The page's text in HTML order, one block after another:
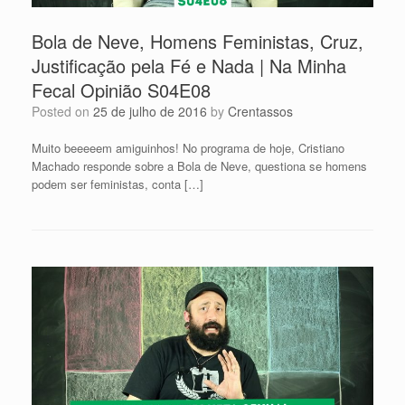
Bola de Neve, Homens Feministas, Cruz,
Justificação pela Fé e Nada | Na Minha
Fecal Opinião S04E08
Posted on 25 de julho de 2016 by Crentassos
Muito beeeeem amiguinhos! No programa de hoje, Cristiano
Machado responde sobre a Bola de Neve, questiona se homens
podem ser feministas, conta […]